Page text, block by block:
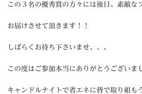
この３名の優秀賞の方々には後日、素敵な
お届けさせて頂きます！！
しばらくお待ち下さいませ、、、
この度はご参加本当にありがとうございま
キャンドルナイトで省エネに皆で取り組も